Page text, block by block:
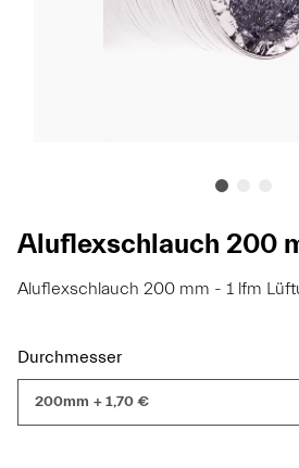
Aluflexschlauch 200
Aluflexschlauch 200 mm - 1 lfm
Durchmesser
200mm + 1,70 €